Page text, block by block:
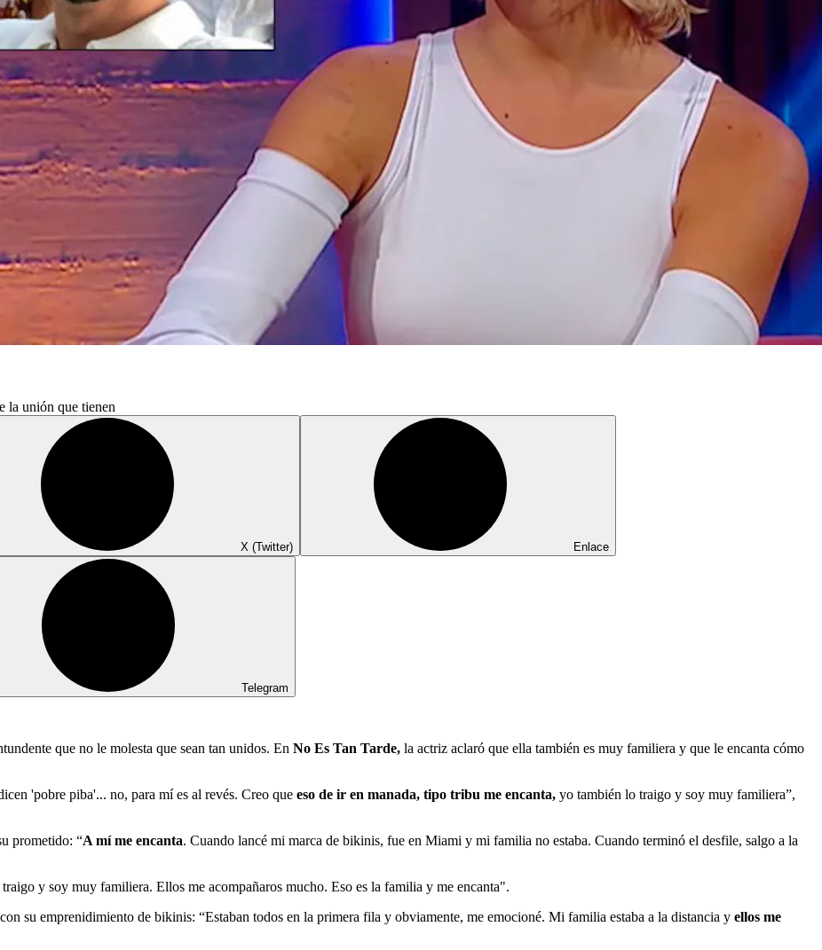
la unión que tienen
X (Twitter) Enlace
Telegram
que no le molesta que sean tan unidos. En No Es Tan Tarde, la actriz aclaró que ella también es muy familiera y que le encanta cómo
'pobre piba'... no, para mí es al revés. Creo que eso de ir en manada, tipo tribu me encanta, yo también lo traigo y soy muy familiera”,
prometido: “A mí me encanta. Cuando lancé mi marca de bikinis, fue en Miami y mi familia no estaba. Cuando terminó el desfile, salgo a la
y soy muy familiera. Ellos me acompañaros mucho. Eso es la familia y me encanta".
su emprenidimiento de bikinis: “Estaban todos en la primera fila y obviamente, me emocioné. Mi familia estaba a la distancia y ellos me